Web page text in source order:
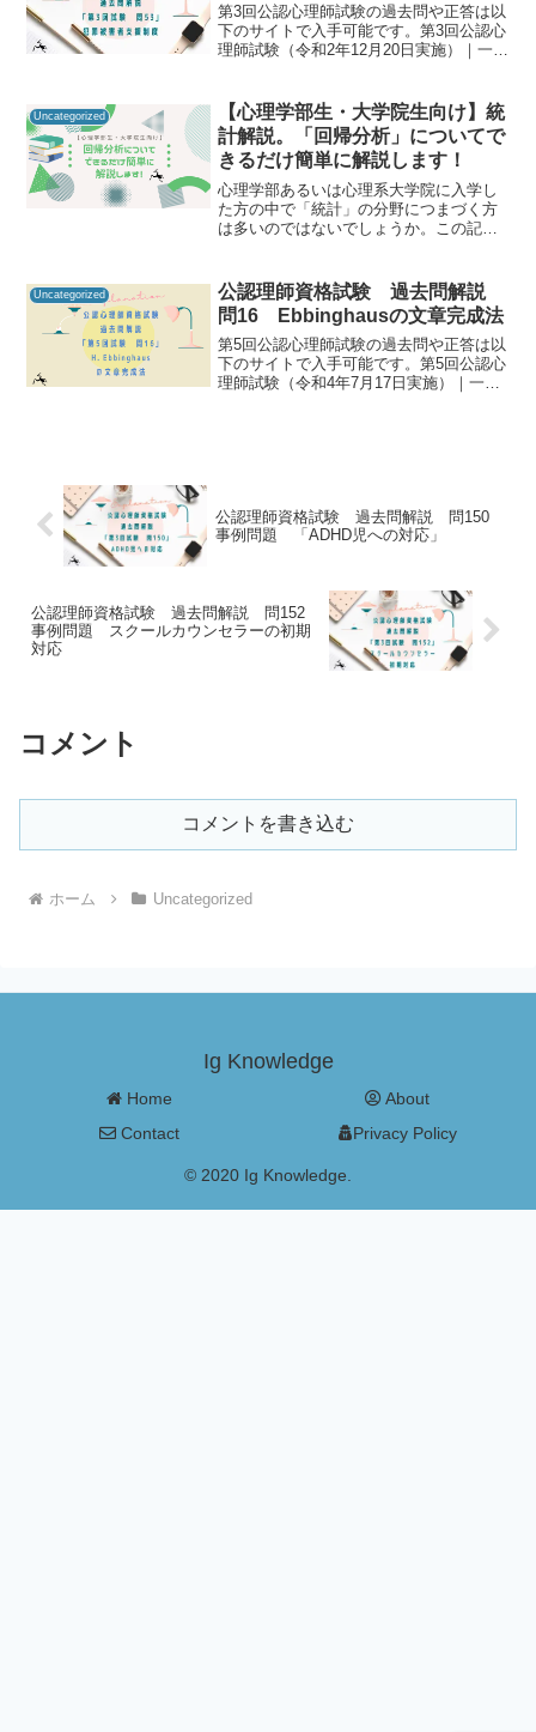
第3回公認心理師試験の過去問や正答は以
下のサイトで入手可能です。第3回公認心
理師試験（令和2年12月20日実施）｜一般
ることで「自分に必要な知識は何か」を
知るための手が...
Uncategorized
【心理学部生・大学院生向け】統
計解説。「回帰分析」についてで
きるだけ簡単に解説します！
心理学部あるいは心理系大学院に入学し
た方の中で「統計」の分野につまづく方
は多いのではないでしょうか。この記事
は回帰分析（regression analysis）は、簡
単...
Uncategorized
公認理師資格試験 過去問解説
問16 Ebbinghausの文章完成法
第5回公認心理師試験の過去問や正答は以
下のサイトで入手可能です。第5回公認心
理師試験（令和4年7月17日実施）｜一般
公認理師資格試験 過去問解説 問150
事例問題 「ADHD児への対応」
公認理師資格試験 過去問解説 問152
事例問題 スクールカウンセラーの初期
対応
コメント
コメントを書き込む
ホーム Uncategorized
Ig Knowledge
Home
About
Contact
Privacy Policy
© 2020 Ig Knowledge.